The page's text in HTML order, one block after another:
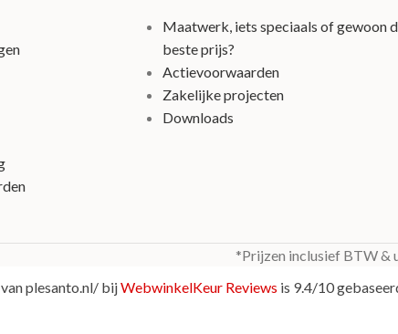
Maatwerk, iets speciaals of gewoon
beste prijs?
Actievoorwaarden
Zakelijke projecten
Downloads
*Prijzen inclusief BTW &
plesanto.nl/ bijWebwinkelKeur Reviews is 9.4/10